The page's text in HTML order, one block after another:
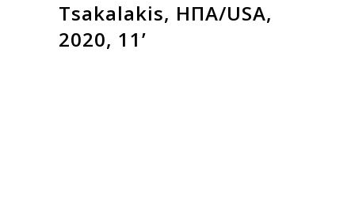
Tsakalakis, ΗΠΑ/USA,
2020, 11’